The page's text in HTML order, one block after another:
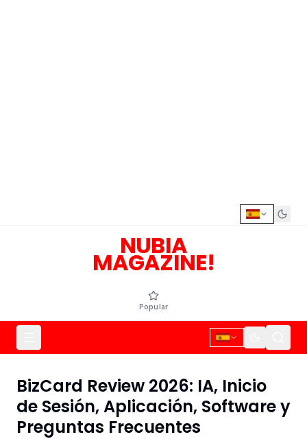
NUBIA
MAGAZINE!
Popular
BizCard Review 2026: IA, Inicio
de Sesión, Aplicación, Software y
Preguntas Frecuentes